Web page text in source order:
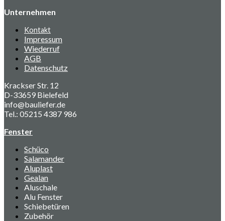
Unternehmen
Kontakt
Impressum
Wiederruf
AGB
Datenschutz
Krackser Str. 12
D-33659 Bielefeld
info@bauliefer.de
Tel.: 05215 4387 986
Fenster
Schüco
Salamander
Aluplast
Gealan
Aluschale
Alu Fenster
Schiebetüren
Zubehör